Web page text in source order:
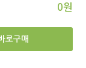
0원
로구매